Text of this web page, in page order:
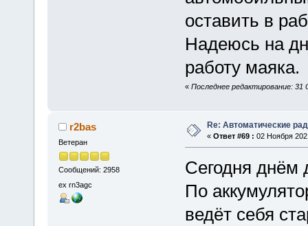
оставить в
Надеюсь на
работу маяка.
« Последнее редактирование:
r2bas
Ветеран
Сообщений: 2958
ex rn3agc
Re: Автоматические
« Ответ #69 : 02 Ноября
Сегодня днём
По
ведёт себя